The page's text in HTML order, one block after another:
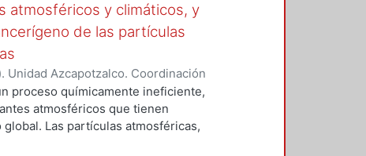
atmosféricos y climáticos, y
de las partículas
Azcapotzalco. Coordinación
LA ROSA, NAXIELI
proceso químicamente ineficiente,
atmosféricos que tienen
Las partículas atmosféricas,